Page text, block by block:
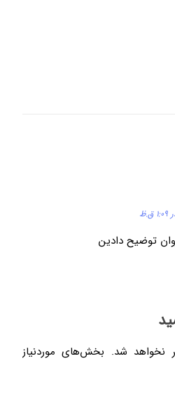
توضیح دادین
نخواهد شد.
بخش‌های موردنیاز